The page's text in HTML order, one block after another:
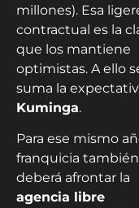
millones). Esa
contractual es la
que los mantiene
optimistas. A ello
suma la
Kuminga.
Para ese mismo
franquicia también
deberá afrontar la
agencia libre